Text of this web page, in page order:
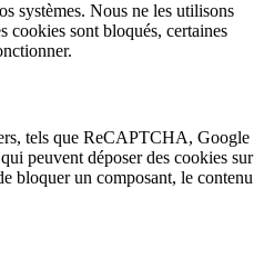
systèmes. Nous ne les utilisons
cookies sont bloqués, certaines
tels que ReCAPTCHA, Google
peuvent déposer des cookies sur
bloquer un composant, le contenu